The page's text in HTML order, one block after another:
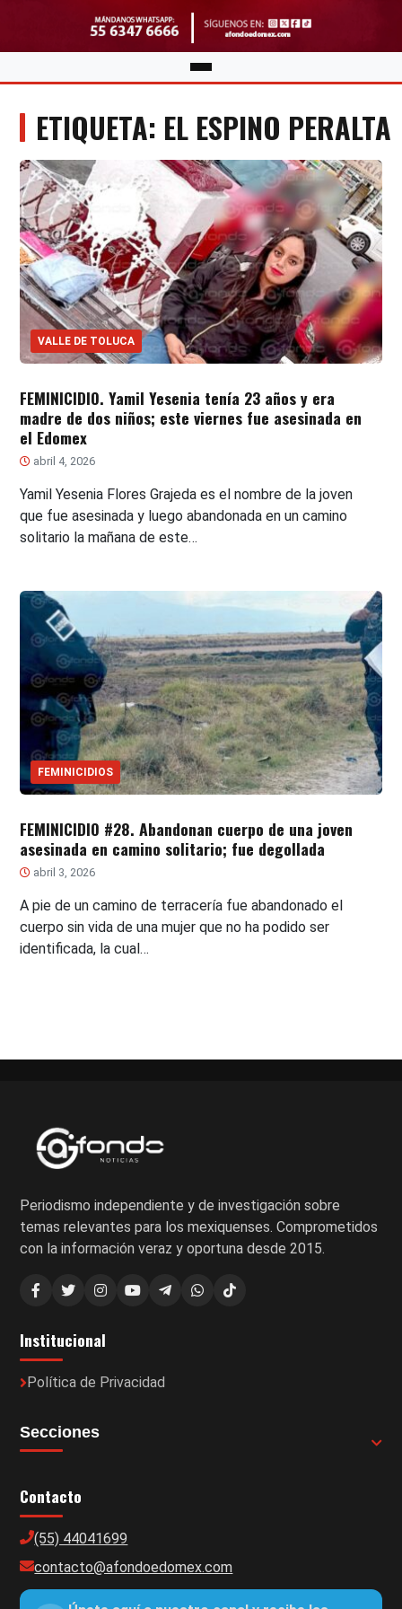
ETIQUETA: EL ESPINO PERALTA
VALLE DE TOLUCA
FEMINICIDIO. Yamil Yesenia tenía 23 años y era
madre de dos niños; este viernes fue asesinada en
el Edomex
abril 4, 2026
Yamil Yesenia Flores Grajeda es el nombre de la joven
que fue asesinada y luego abandonada en un camino
solitario la mañana de este…
FEMINICIDIOS
FEMINICIDIO #28. Abandonan cuerpo de una joven
asesinada en camino solitario; fue degollada
abril 3, 2026
A pie de un camino de terracería fue abandonado el
cuerpo sin vida de una mujer que no ha podido ser
identificada, la cual…
Periodismo independiente y de investigación sobre
temas relevantes para los mexiquenses. Comprometidos
con la información veraz y oportuna desde 2015.
Institucional
Política de Privacidad
Secciones
Contacto
(55) 44041699
contacto@afondoedomex.com